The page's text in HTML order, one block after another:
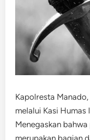
Kapolresta
melalui Kasi
Menegaskan
merupakan bagian